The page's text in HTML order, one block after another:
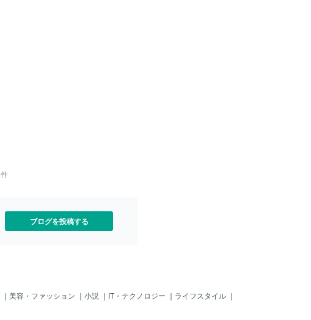
件
ブログを投稿する
｜ 美容・ファッション ｜ 小説 ｜ IT・テクノロジー ｜ ライフスタイル ｜